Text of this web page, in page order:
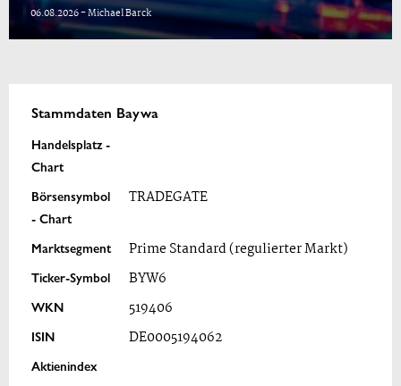
06.08.2026 - Michael Barck
Stammdaten Baywa
Handelsplatz -
Chart
Börsensymbol
- Chart
TRADEGATE
Marktsegment Prime Standard (regulierter Markt)
Ticker-Symbol BYW6
WKN 519406
ISIN DE0005194062
Aktienindex